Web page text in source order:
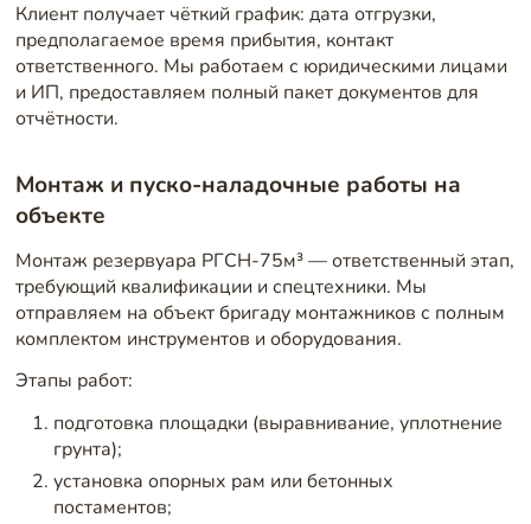
Клиент получает чёткий график: дата отгрузки,
предполагаемое время прибытия, контакт
ответственного. Мы работаем с юридическими лицами
и ИП, предоставляем полный пакет документов для
отчётности.
Монтаж и пуско-наладочные работы на
объекте
Монтаж резервуара РГСН-75м³ — ответственный этап,
требующий квалификации и спецтехники. Мы
отправляем на объект бригаду монтажников с полным
комплектом инструментов и оборудования.
Этапы работ:
подготовка площадки (выравнивание, уплотнение
грунта);
установка опорных рам или бетонных
постаментов;